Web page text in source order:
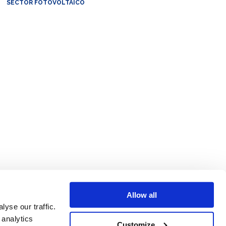
our traffic.
Allow all
SECTOR FOTOVOLTAICO